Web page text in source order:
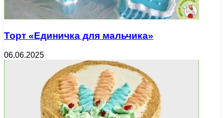
Торт «Единичка для мальчика»
06.06.2025